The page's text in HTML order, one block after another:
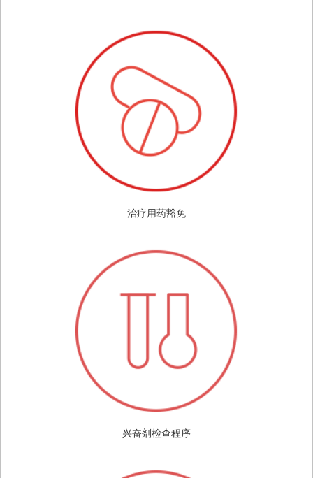
治疗用药豁免
兴奋剂检查程序